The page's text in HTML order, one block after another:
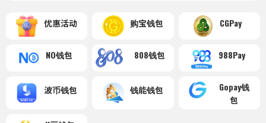
优惠活动 购宝钱包 CGPay
NO钱包 808钱包 988Pay
波币钱包 钱能钱包
Gopay钱
包